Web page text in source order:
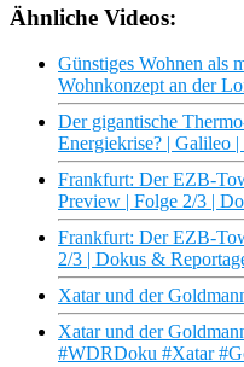
Ähnliche Videos:
Günstiges Wohnen als
Wohnkonzept an der
Der gigantische
Energiekrise? | Galileo |
Frankfurt: Der EZB-
Preview | Folge 2/3 |
Frankfurt: Der EZB-
2/3 | Dokus &
Xatar und der
Xatar und der
#WDRDoku #Xatar